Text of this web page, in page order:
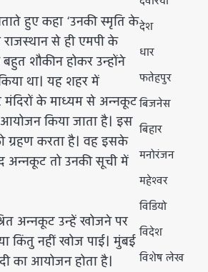
हुए कहा ‘उनकी स्मृति के
से ही एमपी के
शौकीन होकर उन्होंने
था। यह शहर में
मंदिरों के माध्यम से अन्नकूट
किया जाता है। इस
ग्रहण करता है। वह इसके
अन्नकूट तो उनकी सूची में
अन्नकूट उन्हें खोजने पर
किंतु नहीं खोज पाई। मुंबई
का आयोजन होता है।
देश
धार
फतेहपुर
बिजनेस
बिहार
मनोरंजन
महेश्वर
विडियो
विदेश
विशेष लेख